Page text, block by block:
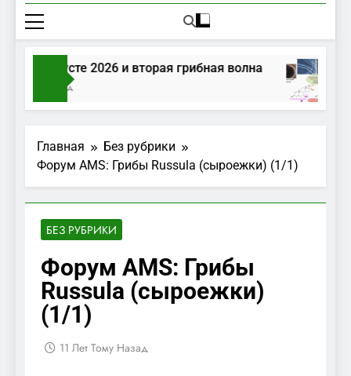
в августе 2026 и вторая грибная волна
Главная
Без рубрики
Форум AMS: Грибы Russula (сыроежки) (1/1)
БЕЗ РУБРИКИ
Форум AMS: Грибы
Russula (сыроежки)
(1/1)
11 Лет Тому Назад